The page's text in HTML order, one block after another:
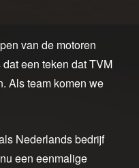
van de motoren
een teken dat TVM
Als team komen we
Nederlands bedrijf
een eenmalige